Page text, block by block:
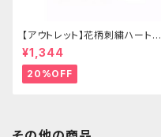
【アウトレット】花柄刺繍ハートバ
ッグ
¥1,344
20%OFF